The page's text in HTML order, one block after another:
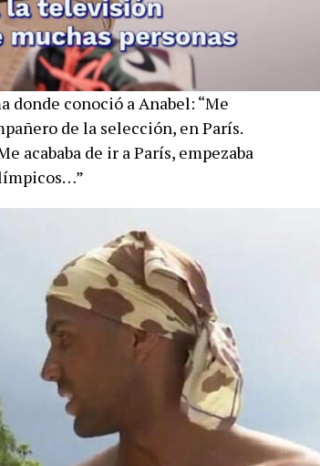
conoció a Anabel: “Me
de la selección, en París.
acababa de ir a París, empezaba